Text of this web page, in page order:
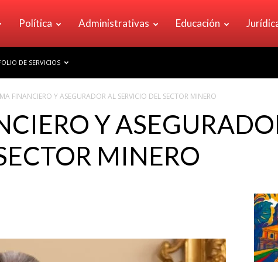
Política Administrativas Educación
DE SERVICIOS
FINANCIERO Y ASEGURADOR AL SERVICIO DEL SECTOR MINERO
Y
MINERO